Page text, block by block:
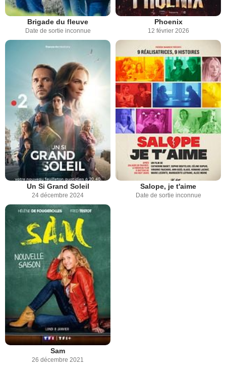
Brigade du fleuve
Date de sortie inconnue
Phoenix
12 février 2026
Un Si Grand Soleil
24 décembre 2024
Salope, je t'aime
Date de sortie inconnue
Sam
26 décembre 2021